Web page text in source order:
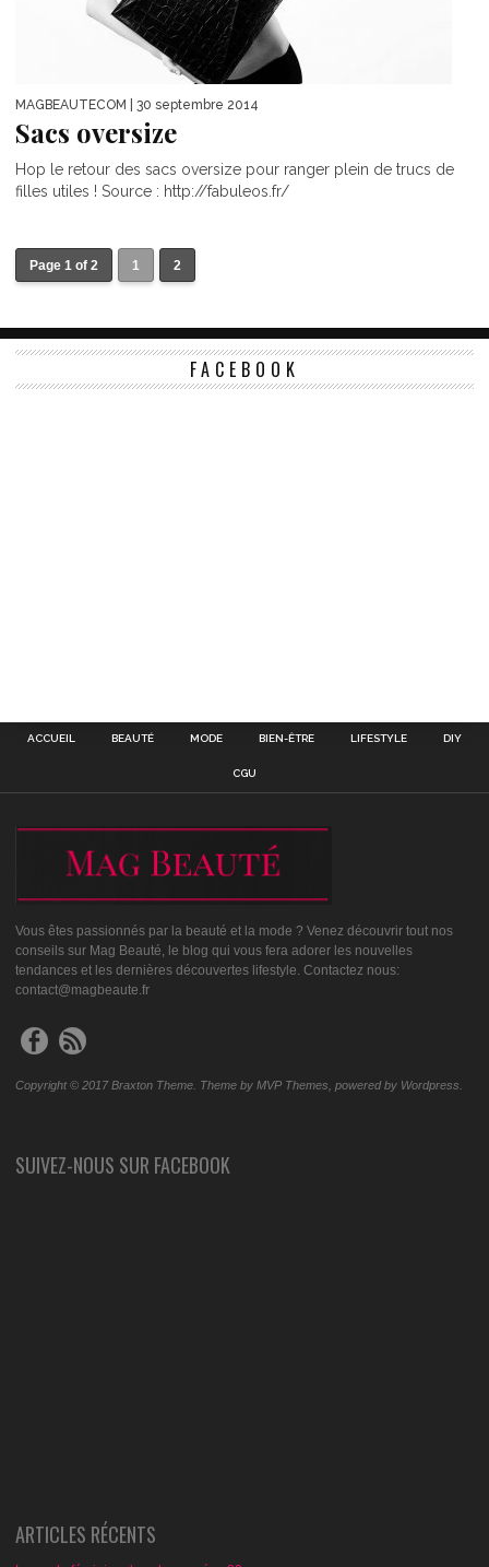
MAGBEAUTECOM | 30 septembre 2014
Sacs oversize
Hop le retour des sacs oversize pour ranger plein de trucs de
filles utiles ! Source : http://fabuleos.fr/
Page 1 of 2 1 2
FACEBOOK
ACCUEIL BEAUTÉ MODE BIEN-ÊTRE LIFESTYLE DIY
CGU
Vous êtes passionnés par la beauté et la mode ? Venez découvrir tout nos
conseils sur Mag Beauté, le blog qui vous fera adorer les nouvelles
tendances et les dernières découvertes lifestyle. Contactez nous:
contact@magbeaute.fr
Copyright © 2017 Braxton Theme. Theme by MVP Themes, powered by Wordpress.
SUIVEZ-NOUS SUR FACEBOOK
ARTICLES RÉCENTS